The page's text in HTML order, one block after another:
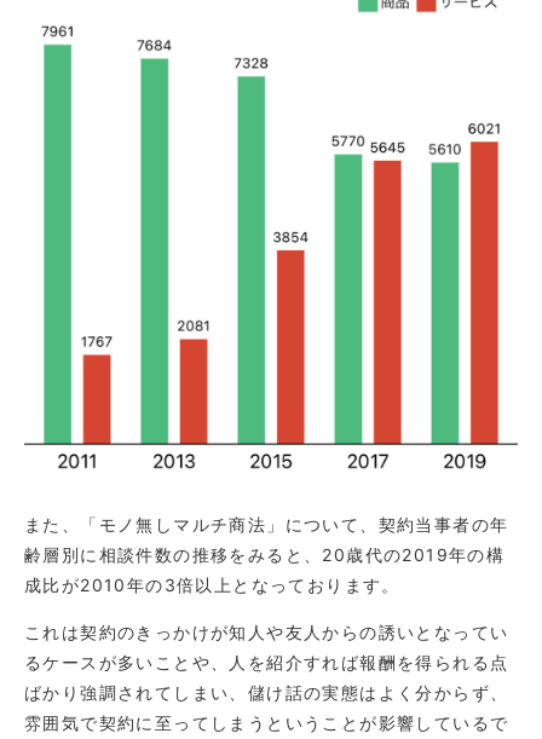
また、「モノ無しマルチ商法」について、契約当事者の年
齢層別に相談件数の推移をみると、20歳代の2019年の構
成比が2010年の3倍以上となっております。
これは契約のきっかけが知人や友人からの誘いとなってい
るケースが多いことや、人を紹介すれば報酬を得られる点
ばかり強調されてしまい、儲け話の実態はよく分からず、
雰囲気で契約に至ってしまうということが影響しているで